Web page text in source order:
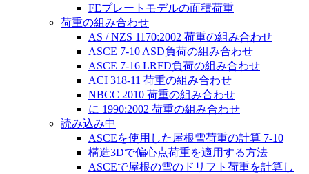
FEプレートモデルの面積荷重
荷重の組み合わせ
AS / NZS 1170:2002 荷重の組み合わせ
ASCE 7-10 ASD負荷の組み合わせ
ASCE 7-16 LRFD負荷の組み合わせ
ACI 318-11 荷重の組み合わせ
NBCC 2010 荷重の組み合わせ
に 1990:2002 荷重の組み合わせ
読み込み中
ASCEを使用した屋根雪荷重の計算 7-10
構造3Dで偏心点荷重を適用する方法
ASCEで屋根の雪のドリフト荷重を計算し